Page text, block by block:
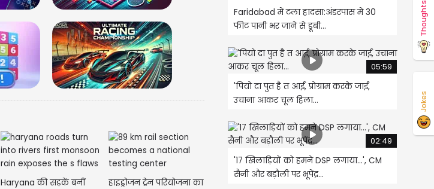
Haryana की सड़कें बनीं
हाइड्रोजन ट्रेन परियोजना का
Faridabad में टला हादसा:अंडरपास में 30
फीट पानी भर जाने से डूबी...
05:59
'पियो दा पुत है त आईं, प्रोग्राम करके जाईं,
उचाना आकर चूल हिला...
02:49
'17 खिलाड़ियों को हमने DSP लगाया...', CM
सैनी और बड़ौली पर भूपेंद्र...
Thoughts
Jokes